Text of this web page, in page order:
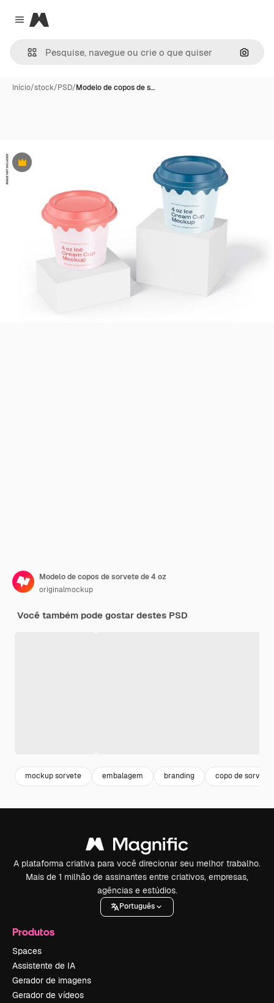
Close menu
Magnific
Início/stock/PSD/Modelo de copos de s…
Premium
Modelo de copos de sorvete de 4 oz
originalmockup
Você também pode gostar destes PSD
mockup sorvete embalagem branding copo de sorvete
A plataforma criativa para você direcionar seu melhor trabalho.
Mais de 1 milhão de assinantes entre criativos, empresas,
agências e estúdios.
Português
Produtos
Spaces
Assistente de IA
Gerador de imagens
Gerador de vídeos